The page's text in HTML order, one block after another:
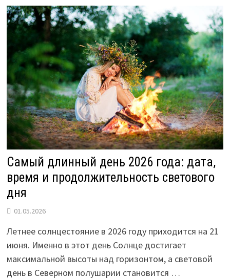
НЕ
РАСКРЫТА:
КАК
НА
САМОМ
ДЕЛЕ
ВЗРЫВАЮТСЯ
СВЕРХНОВЫЕ?
Самый длинный день 2026 года: дата,
время и продолжительность светового
дня
01.05.2026
Летнее солнцестояние в 2026 году приходится на 21
июня. Именно в этот день Солнце достигает
максимальной высоты над горизонтом, а световой
день в Северном полушарии становится …